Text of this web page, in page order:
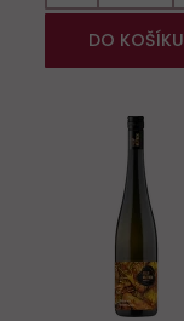
DO KOŠÍKU